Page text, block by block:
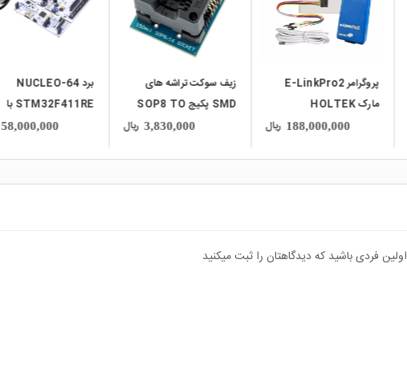
زیف سوکت تراشه های
SMD پکیج SOP8 TO
3,830,000 ریال
برد NUCLEO-64
STM32F411RE با
پشتیبانی از آردوینو
58,000,000 ریال
پروگرامر میکروکنترلرهای
AVR مدل Multi AVR
Programmer
11,500,000
اولین فردی باشید که دیدگاهتان را ثبت میکنید